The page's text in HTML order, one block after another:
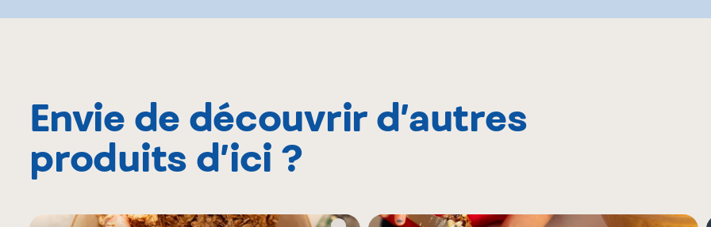
Envie de découvrir d’autres
produits d’ici ?